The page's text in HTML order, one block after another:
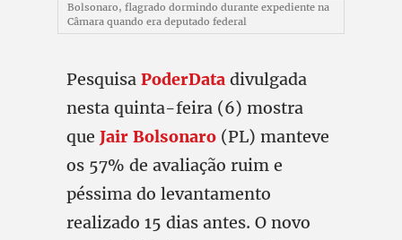
Bolsonaro, flagrado dormindo durante expediente na
Câmara quando era deputado federal
Pesquisa PoderData divulgada
nesta quinta-feira (6) mostra
que Jair Bolsonaro (PL) manteve
os 57% de avaliação ruim e
péssima do levantamento
realizado 15 dias antes. O novo